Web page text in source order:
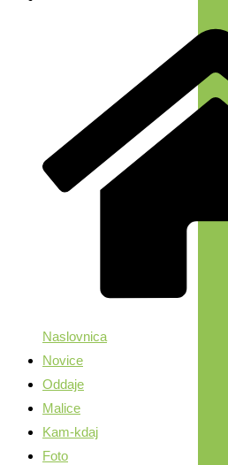
Naslovnica
Novice
Oddaje
Malice
Kam-kdaj
Foto